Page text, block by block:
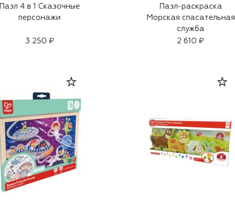
4 в 1 Сказочные
персонажи
3 250 ₽
Пазл-раскраска
Морская спасательная
служба
2 610 ₽